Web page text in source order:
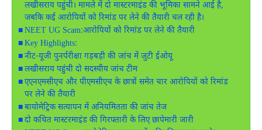
लखीसराय पहुंची। मामले में दो मास्टरमाइंड की भूमिका सामने आई है,
जबकि कई आरोपियों को रिमांड पर लेने की तैयारी चल रही है।
NEET UG Scam:आरोपियों को रिमांड पर लेने की तैयारी
Key Highlights:
नीट-यूजी पुनर्परीक्षा गड़बड़ी की जांच में जुटी ईओयू
लखीसराय पहुंची दो सदस्यीय जांच टीम
एएनएमसीएच और पीएमसीएच के छात्रों समेत चार आरोपियों को रिमांड
पर लेने की तैयारी
बायोमेट्रिक सत्यापन में अनियमितता की जांच तेज
दो कथित मास्टरमाइंड की गिरफ्तारी के लिए छापेमारी जारी